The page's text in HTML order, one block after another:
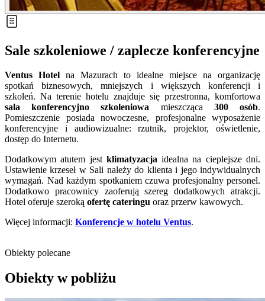
Sale szkoleniowe / zaplecze konferencyjne
Ventus Hotel na Mazurach to idealne miejsce na organizację
spotkań biznesowych, mniejszych i większych konferencji i
szkoleń. Na terenie hotelu znajduje się przestronna, komfortowa
sala konferencyjno szkoleniowa mieszcząca 300 osób.
Pomieszczenie posiada nowoczesne, profesjonalne wyposażenie
konferencyjne i audiowizualne: rzutnik, projektor, oświetlenie,
dostęp do Internetu.
Dodatkowym atutem jest klimatyzacjaidealna na cieplejsze dni.
Ustawienie krzeseł w Sali należy do klienta i jego indywidualnych
wymagań. Nad każdym spotkaniem czuwa profesjonalny personel.
Dodatkowo pracownicy zaoferują szereg dodatkowych atrakcji.
Hotel oferuje szeroką ofertę cateringu oraz przerw kawowych.
Więcej informacji: Konferencje w hotelu Ventus.
Obiekty polecane
Obiekty w pobliżu